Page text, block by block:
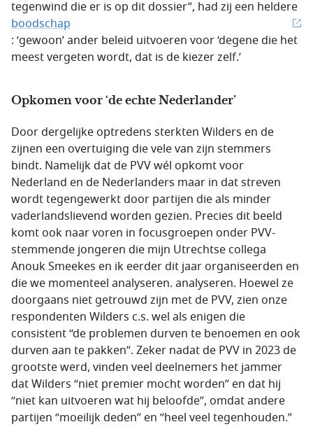
tegenwind die er is op dit dossier”, had zij een heldere
boodschap
: ‘gewoon’ ander beleid uitvoeren voor ‘degene die het
meest vergeten wordt, dat is de kiezer zelf.’
Opkomen voor ‘de echte Nederlander’
Door dergelijke optredens sterkten Wilders en de
zijnen een overtuiging die vele van zijn stemmers
bindt. Namelijk dat de PVV wél opkomt voor
Nederland en de Nederlanders maar in dat streven
wordt tegengewerkt door partijen die als minder
vaderlandslievend worden gezien. Precies dit beeld
komt ook naar voren in focusgroepen onder PVV-
stemmende jongeren die mijn Utrechtse collega
Anouk Smeekes en ik eerder dit jaar organiseerden en
die we momenteel analyseren. analyseren. Hoewel ze
doorgaans niet getrouwd zijn met de PVV, zien onze
respondenten Wilders c.s. wel als enigen die
consistent “de problemen durven te benoemen en ook
durven aan te pakken”. Zeker nadat de PVV in 2023 de
grootste werd, vinden veel deelnemers het jammer
dat Wilders “niet premier mocht worden” en dat hij
“niet kan uitvoeren wat hij beloofde”, omdat andere
partijen “moeilijk deden” en “heel veel tegenhouden.”